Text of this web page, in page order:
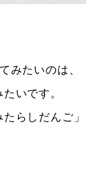
みたいのは、
いです。
らしだんご」